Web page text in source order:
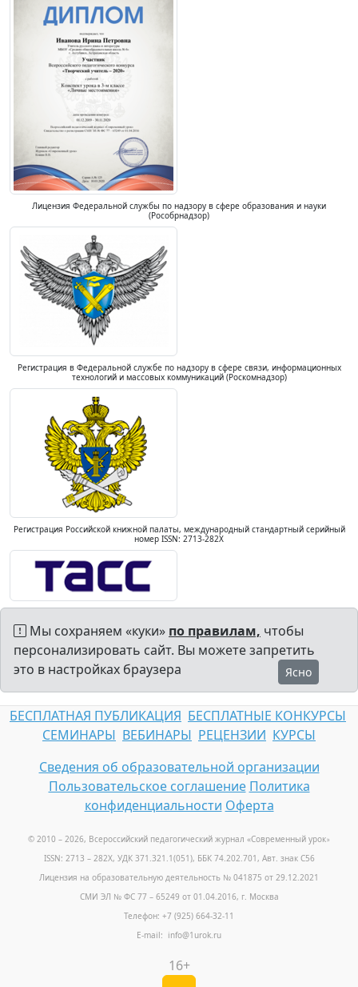
Лицензия Федеральной службы по надзору в сфере образования и науки
(Рособрнадзор)
Регистрация в Федеральной службе по надзору в сфере связи, информационных
технологий и массовых коммуникаций (Роскомнадзор)
Регистрация Российской книжной палаты, международный стандартный серийный
номер ISSN: 2713-282X
Мы сохраняем «куки» по правилам, чтобы
персонализировать сайт. Вы можете запретить
это в настройках браузера
Ясно
БЕСПЛАТНАЯ ПУБЛИКАЦИЯ БЕСПЛАТНЫЕ КОНКУРСЫ
СЕМИНАРЫ ВЕБИНАРЫ РЕЦЕНЗИИ КУРСЫ
Сведения об образовательной организации
Пользовательское соглашение Политика
конфиденциальности Оферта
© 2010 – 2026, Всероссийский педагогический журнал «Современный урок»
ISSN: 2713 – 282X, УДК 371.321.1(051), ББК 74.202.701, Авт. знак С56
Лицензия на образовательную деятельность № 041875 от 29.12.2021
СМИ ЭЛ № ФС 77 – 65249 от 01.04.2016, г. Москва
Телефон: +7 (925) 664-32-11
E-mail: info@1urok.ru
16+